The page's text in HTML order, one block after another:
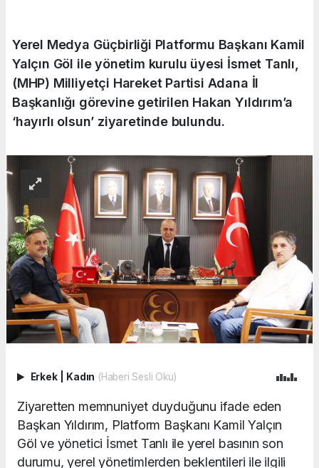
Yerel Medya Güçbirliği Platformu Başkanı Kamil
Yalçın Göl ile yönetim kurulu üyesi İsmet Tanlı,
(MHP) Milliyetçi Hareket Partisi Adana İl
Başkanlığı görevine getirilen Hakan Yıldırım’a
‘hayırlı olsun’ ziyaretinde bulundu.
Erkek Kadın (Haberi Sesli Oku)
Ziyaretten memnuniyet duyduğunu ifade eden
Başkan Yıldırım, Platform Başkanı Kamil Yalçın
Göl ve yönetici İsmet Tanlı ile yerel basının son
durumu, yerel yönetimlerden beklentileri ile ilgili